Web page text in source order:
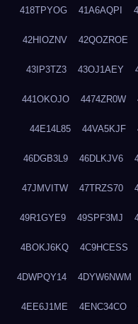
418TPYOG 41A6AQPI
42HIOZNV 42QOZROE
43IP3TZ3 43OJ1AEY
441OKOJO 4474ZR0W
44E14L85 44VA5KJF
46DGB3L9 46DLKJV6
47JMVITW 47TRZS70
49R1GYE9 49SPF3MJ
4BOKJ6KQ 4C9HCESS
4DWPQY14 4DYW6NWM
4EE6J1ME 4ENC34CO